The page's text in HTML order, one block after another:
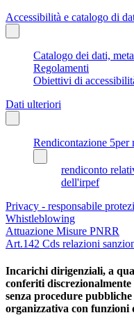
Accessibilità e catalogo di
Catalogo dei dati,
Regolamenti
Obiettivi di
Dati ulteriori
Rendicontazione 5per
rendiconto
dell'irpef
Privacy - responsabile
Whistleblowing
Attuazione Misure PNRR
Art.142 Cds relazioni
Incarichi dirigenziali, a
conferiti
senza procedure
organizzativa con funzioni